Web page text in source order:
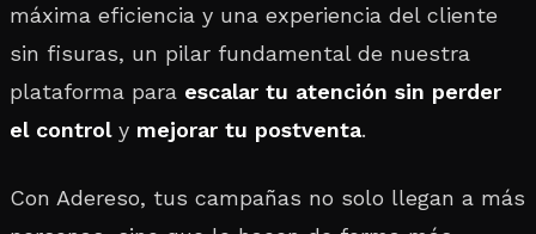
máxima eficiencia y una experiencia del cliente
sin fisuras, un pilar fundamental de nuestra
plataforma para escalar tu atención sin perder
el controly mejorar tu postventa.
Con Adereso, tus campañas no solo llegan a más